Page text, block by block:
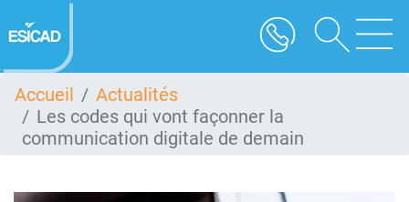
au
contenu
Accueil
Actualités
Les codes qui vont façonner la
communication digitale de demain